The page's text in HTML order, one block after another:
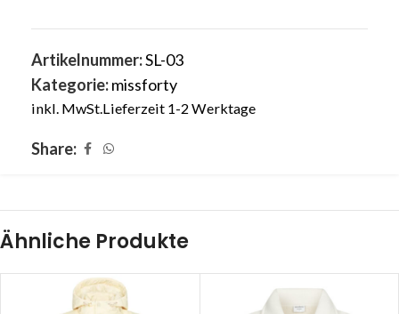
Artikelnummer:SL-03
Kategorie:missforty
inkl. MwSt.Lieferzeit 1-2 Werktage
Share:
Ähnliche Produkte